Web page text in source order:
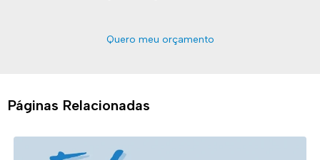
Quero meu orçamento
Páginas Relacionadas